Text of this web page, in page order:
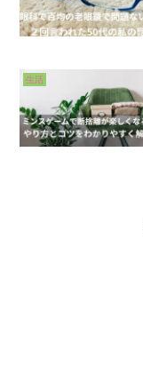
生活